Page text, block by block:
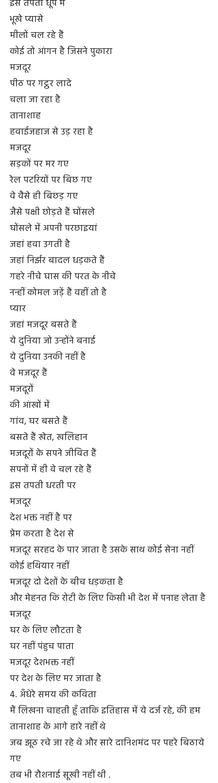
इस तपती धूप में
भूखे प्यासे
मीलों चल रहे हैं
कोई तो आंगन है जिसने पुकारा
मजदूर
पीठ पर गट्ठर लादे
चला जा रहा है
तानाशाह
हवाईजहाज से उड़ रहा है
मजदूर
सड़कों पर मर गए
रेल पटरियों पर बिछ गए
वे वैसे ही बिछड़ गए
जैसे पक्षी छोड़ते हैं घोंसले
घोंसले में अपनी परछाइयां
जहां हवा उगती है
जहां निर्झर बादल धड़कते हैं
गहरे नीचे घास की परत के नीचे
नन्हीं कोमल जड़ें हैं वहीं तो है
प्यार
जहां मजदूर बसते हैं
ये दुनिया जो उन्होंने बनाई
ये दुनिया उनकी नहीं है
वे मजदूर हैं
मजदूरों
की आंखों में
गांव, घर बसते हैं
बसते हैं खेत, खलिहान
मजदूरों के सपने जीवित हैं
सपनों में ही वे चल रहे हैं
इस तपती धरती पर
मजदूर
देश भक्त नहीं है पर
प्रेम करता है देश से
मजदूर सरहद के पार जाता है उसके साथ कोई सेना नहीं
कोई हथियार नहीं
मजदूर दो देशों के बीच धड़कता है
और मेहनत कि रोटी के लिए किसी भी देश में पनाह लेता है
मजदूर
घर के लिए लौटता है
घर नहीं पंहुच पाता
मजदूर देशभक्त नहीं
पर देश के लिए मर जाता है
4. अँधेरे समय की कविता
मैं लिखना चाहती हूँ ताकि इतिहास में ये दर्ज रहे, की हम
तानाशाह के आगे हारे नहीं थे
जब झूठ रचे जा रहे थे और सारे दानिशमंद पर पहरे बिठाये
गए
तब भी रौशनाई सूखी नहीं थी .